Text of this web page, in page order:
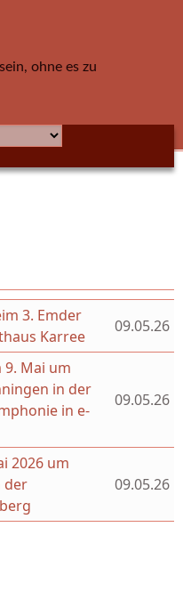
ohne es zu
3. Emder
Karree
09.05.26
9. Mai um
in der
in e-
09.05.26
2026 um
der
09.05.26